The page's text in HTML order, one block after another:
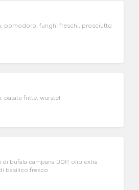
pomodoro, funghi freschi, prosciutto
patate fritte, wurstel
bufala campana DOP, olio extra
basilico fresco